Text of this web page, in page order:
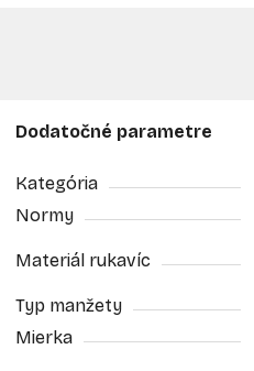
Dodatočné parametre
Kategória
Normy
Materiál rukavíc
Typ manžety
Mierka